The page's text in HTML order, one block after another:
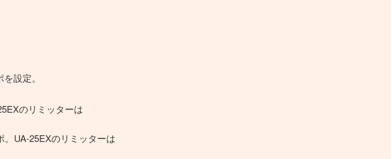
設定。
のリミッターは
UA-25EXのリミッターは